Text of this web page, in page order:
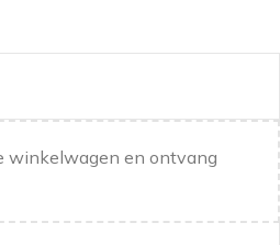
winkelwagen en ontvang